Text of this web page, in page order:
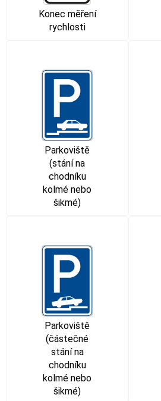
Konec měření
rychlosti
Parkoviště
(stání na
chodníku
kolmé nebo
šikmé)
Parkoviště
(částečné
stání na
chodníku
kolmé nebo
šikmé)